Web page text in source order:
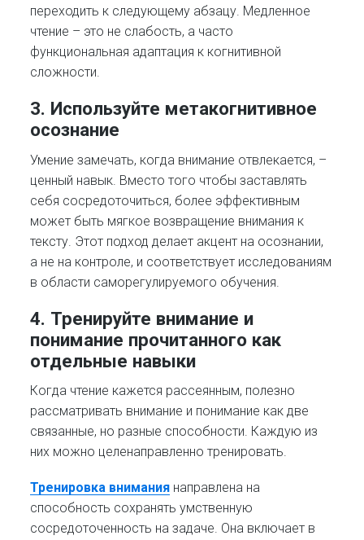
переходить к следующему абзацу. Медленное
чтение – это не слабость, а часто
функциональная адаптация к когнитивной
сложности.
3. Используйте метакогнитивное
осознание
Умение замечать, когда внимание отвлекается, –
ценный навык. Вместо того чтобы заставлять
себя сосредоточиться, более эффективным
может быть мягкое возвращение внимания к
тексту. Этот подход делает акцент на осознании,
а не на контроле, и соответствует исследованиям
в области саморегулируемого обучения.
4. Тренируйте внимание и
понимание прочитанного как
отдельные навыки
Когда чтение кажется рассеянным, полезно
рассматривать внимание и понимание как две
связанные, но разные способности. Каждую из
них можно целенаправленно тренировать.
Тренировка внимания направлена на
способность сохранять умственную
сосредоточенность на задаче. Она включает в